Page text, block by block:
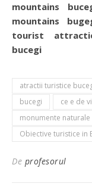
mountains
mountains
tourist
bucegi
atractii turistice
bucegi
ce e de
monumente naturale
Obiective turistice in
De profesorul